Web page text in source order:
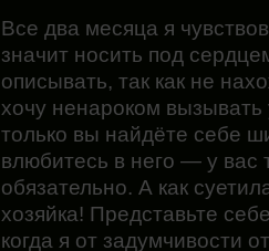
Все два месяца я
значит носить под
описывать, так как не
хочу ненароком вызывать
только вы найдёте себе
влюбитесь в него — у вас
обязательно. А как
хозяйка! Представьте
когда я от задумчивости